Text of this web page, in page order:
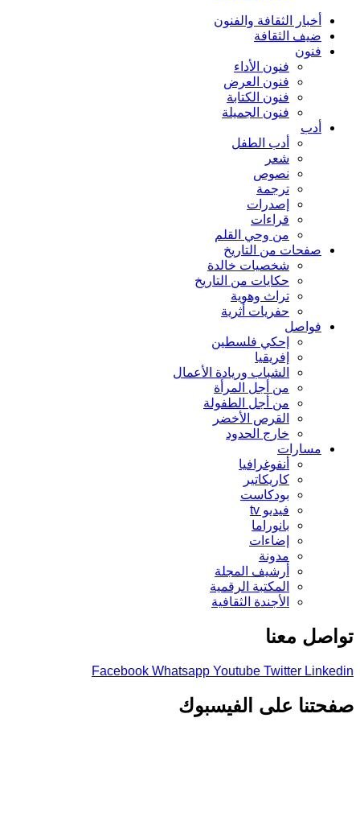
أخبار الثقافة والفنون
ضيف الثقافة
فنون
فنون الأداء
فنون العرض
فنون الكتابة
فنون الجميلة
أدب
أدب الطفل
شعر
نصوص
ترجمة
إصدرات
قراءات
من وحي القلم
صفحات من التاريخ
شخصيات خالدة
حكايات من التاريخ
تراث وهوية
حفريات أثرية
فواصل
إحكي فلسطين
إفريقيا
الشباب وريادة الأعمال
من أجل المرأة
من أجل الطفولة
القرص الأخضر
خارج الحدود
مسارات
أنفوغرافيا
كاريكاتير
بودكاست
فيديو tv
بانوراما
إضاءات
مدونة
أرشيف المجلة
المكتبة الرقمية
الأجندة الثقافية
تواصل معنا
Facebook Whatsapp Youtube Twitter Linkedin
صفحتنا على الفيسبوك